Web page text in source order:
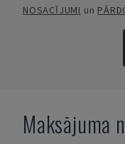
NOSACĪJUMI un
Maksājuma